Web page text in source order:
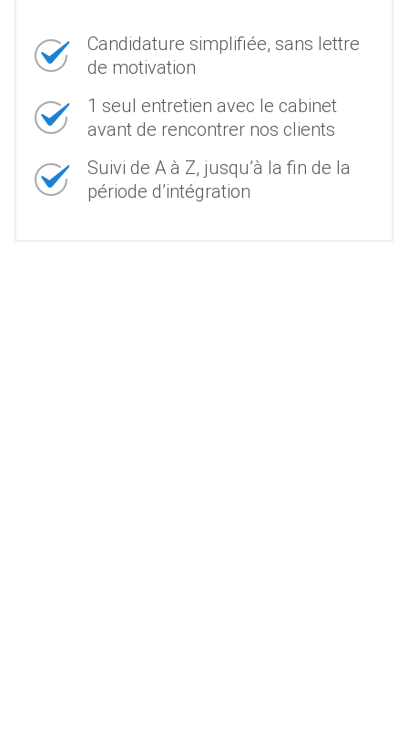
Candidature simplifiée, sans lettre
de motivation
1 seul entretien avec le cabinet
avant de rencontrer nos clients
Suivi de A à Z, jusqu’à la fin de la
période d’intégration